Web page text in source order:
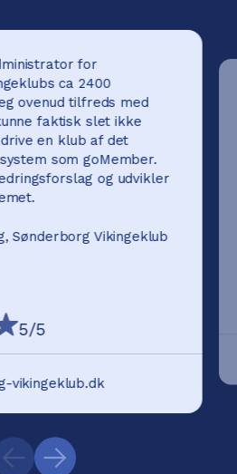
for
ca 2400
ovenud tilfreds med
faktisk slet ikke
en klub af det
som goMember.
og udvikler
Sønderborg Vikingeklub
5/5
vikingeklub.dk